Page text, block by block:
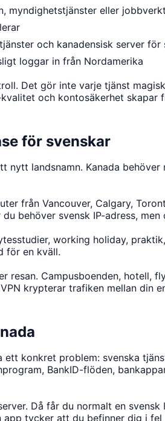
myndighetstjänster eller
och kanadensisk server
loggar in från Nordamerika
Det gör inte varje tjänst
och kontosäkerhet skapar
för svenskar
nytt landsnamn. Kanada
från Vancouver, Calgary,
behöver svensk IP-adress,
working holiday,
för en kväll.
resan. Campusboenden,
krypterar trafiken mellan din
konkret problem: svenska
BankID-flöden,
Då får du normalt en
tycker att du befinner dig i fel